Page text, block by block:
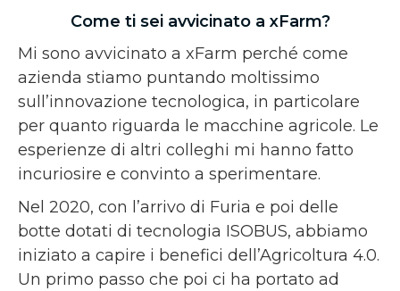
Come ti sei avvicinato a xFarm?
Mi sono avvicinato a xFarm perché come
azienda stiamo puntando moltissimo
sull’innovazione tecnologica, in particolare
per quanto riguarda le macchine agricole. Le
esperienze di altri colleghi mi hanno fatto
incuriosire e convinto a sperimentare.
Nel 2020, con l’arrivo di Furia e poi delle
botte dotati di tecnologia ISOBUS, abbiamo
iniziato a capire i benefici dell’Agricoltura 4.0.
Un primo passo che poi ci ha portato ad